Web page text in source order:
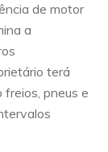
de motor
a
terá
pneus e